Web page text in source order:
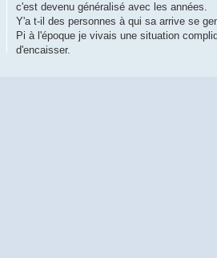
c'est devenu généralisé avec les années.
Y'a t-il des personnes à qui sa arrive se
Pi à l'époque je vivais une situation
d'encaisser.